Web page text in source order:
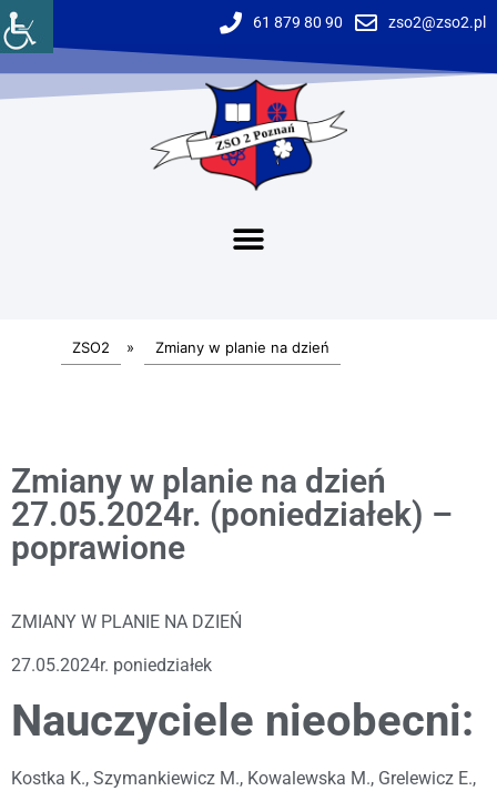
61 879 80 90 zso2@zso2.pl
ZSO2 » Zmiany w planie na dzień
Zmiany w planie na dzień
27.05.2024r. (poniedziałek) –
poprawione
ZMIANY W PLANIE NA DZIEŃ
27.05.2024r. poniedziałek
Nauczyciele nieobecni:
Kostka K., Szymankiewicz M., Kowalewska M., Grelewicz E.,